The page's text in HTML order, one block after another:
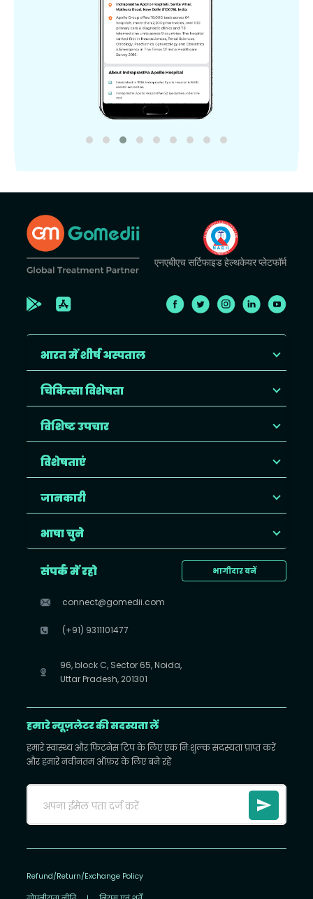
एनएबीएच सर्टिफाइड हेल्थकेयर प्लेटफॉर्म
भारत में शीर्ष अस्पताल
चिकित्सा विशेषता
विशिष्ट उपचार
विशेषताएं
जानकारी
भाषा चुने
भागीदार बनें
संपर्क में रहो
connect@gomedii.com
(+91) 9311101477
96, block C, Sector 65, Noida,
Uttar Pradesh, 201301
हमारे न्यूज़लेटर की सदस्यता लें
हमारे स्वास्थ्य और फिटनेस टिप के लिए एक निःशुल्क सदस्यता प्राप्त करें
और हमारे नवीनतम ऑफ़र के लिए बने रहें
Refund/Return/Exchange Policy